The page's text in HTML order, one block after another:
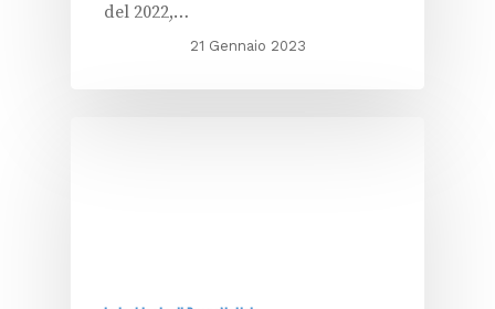
del 2022,…
21 Gennaio 2023